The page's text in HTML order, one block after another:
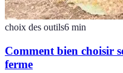
choix des outils6 min
Comment bien choisir
ferme